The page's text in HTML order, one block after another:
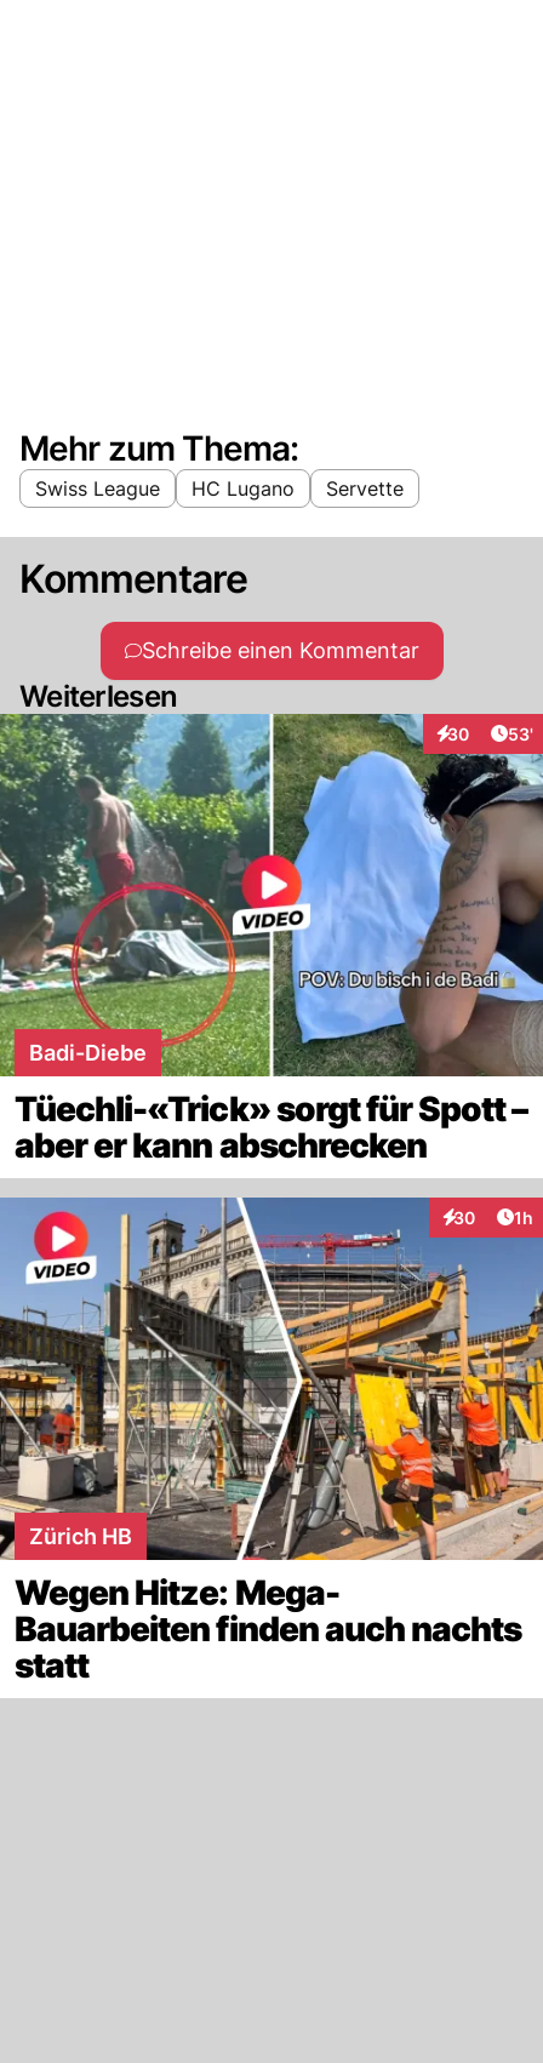
Mehr zum Thema:
Swiss League HC Lugano Servette
Kommentare
Schreibe einen Kommentar
Weiterlesen
30
Interaktionen
53'
Badi-Diebe
Tüechli-«Trick» sorgt für Spott –
aber er kann abschrecken
30
Interaktionen
1h
Zürich HB
Wegen Hitze: Mega-
Bauarbeiten finden auch nachts
statt